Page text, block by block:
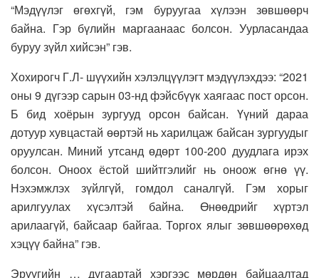
“Мэдүүлэг өгөхгүй, гэм буруугаа хүлээн зөвшөөрч
байна. Гэр бүлийн маргаанаас болсон. Уурласандаа
буруу зүйл хийсэн” гэв.
Хохирогч Г.Л- шүүхийн хэлэлцүүлэгт мэдүүлэхдээ: “2021
оны 9 дүгээр сарын 03-нд фэйсбүүк хаягаас пост орсон.
Б бид хоёрын зургууд орсон байсан. Үүний дараа
дотуур хувцастай өөртэй нь харилцаж байсан зургуудыг
оруулсан. Миний утсанд өдөрт 100-200 дуудлага ирэх
болсон. Оноох ёстой шийтгэлийг нь оноож өгнө үү.
Нэхэмжлэх зүйлгүй, гомдол саналгүй. Гэм хорыг
арилгуулах хүсэлтэй байна. Өнөөдрийг хүртэл
арилаагүй, байсаар байгаа. Торгох ялыг зөвшөөрөхөд
хэцүү байна” гэв.
Эрүүгийн … дугаартай хэргээс мөрдөн байцаалтад